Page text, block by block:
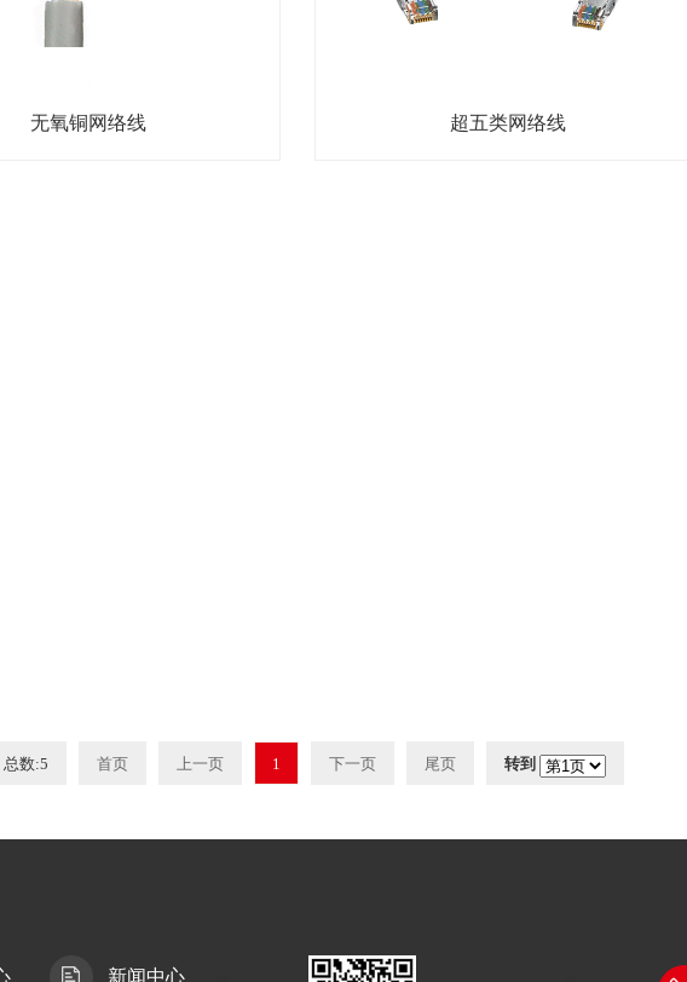
无氧铜网络线 超五类网络线
总数:5 首页 上一页 1 下一页 尾页 转到
新闻中心